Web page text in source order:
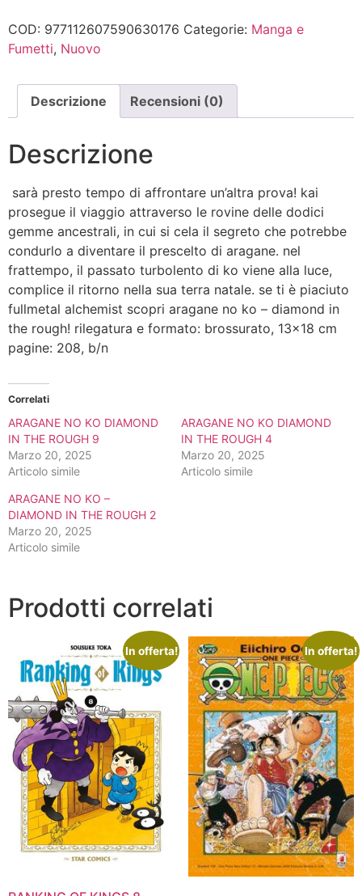
IN
THE
ROUGH
quantità
COD: 977112607590630176 Categorie: Manga e
Fumetti, Nuovo
Descrizione Recensioni (0)
Descrizione
sarà presto tempo di affrontare un’altra prova! kai
prosegue il viaggio attraverso le rovine delle dodici
gemme ancestrali, in cui si cela il segreto che potrebbe
condurlo a diventare il prescelto di aragane. nel
frattempo, il passato turbolento di ko viene alla luce,
complice il ritorno nella sua terra natale. se ti è piaciuto
fullmetal alchemist scopri aragane no ko – diamond in
the rough! rilegatura e formato: brossurato, 13×18 cm
pagine: 208, b/n
Correlati
ARAGANE NO KO DIAMOND
IN THE ROUGH 9
Marzo 20, 2025
Articolo simile
ARAGANE NO KO DIAMOND
IN THE ROUGH 4
Marzo 20, 2025
Articolo simile
ARAGANE NO KO –
DIAMOND IN THE ROUGH 2
Marzo 20, 2025
Articolo simile
Prodotti correlati
In offerta! In offerta!